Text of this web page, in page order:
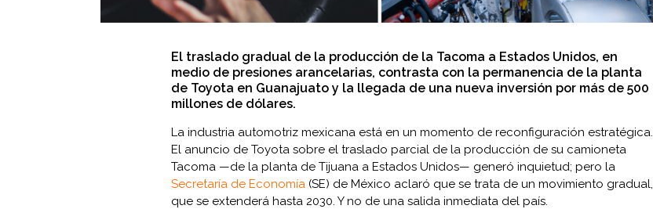
El traslado gradual de la producción de la Tacoma a Estados Unidos, en
medio de presiones arancelarias, contrasta con la permanencia de la planta
de Toyota en Guanajuato y la llegada de una nueva inversión por más de 500
millones de dólares.
La industria automotriz mexicana está en un momento de reconfiguración estratégica.
El anuncio de Toyota sobre el traslado parcial de la producción de su camioneta
Tacoma —de la planta de Tijuana a Estados Unidos— generó inquietud; pero la
Secretaría de Economía (SE) de México aclaró que se trata de un movimiento gradual,
que se extenderá hasta 2030. Y no de una salida inmediata del país.